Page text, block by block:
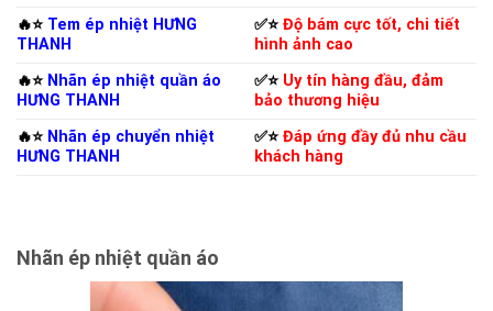
🔥⭐️ Tem ép nhiệt HƯNG
THANH
✅⭐️Độ bám cực tốt, chi tiết
hình ảnh cao
🔥⭐️ Nhãn ép nhiệt quần áo
HƯNG THANH
✅⭐️ Uy tín hàng đầu, đảm
bảo thương hiệu
🔥⭐️ Nhãn ép chuyển nhiệt
HƯNG THANH
✅⭐️Đáp ứng đầy đủ nhu cầu
khách hàng
Nhãn ép nhiệt quần áo